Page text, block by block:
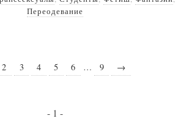
Переодевание
2 3 4 5 6 … 9 →
- 1 -